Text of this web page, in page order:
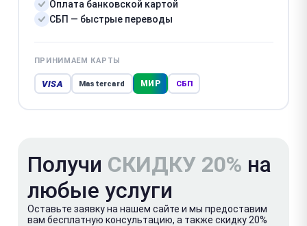
Оплата банковской картой
СБП — быстрые переводы
ПРИНИМАЕМ КАРТЫ
VISA Mastercard МИР СБП
Получи СКИДКУ 20% на
любые услуги
Оставьте заявку на нашем сайте и мы предоставим
вам бесплатную консультацию, а также скидку 20%